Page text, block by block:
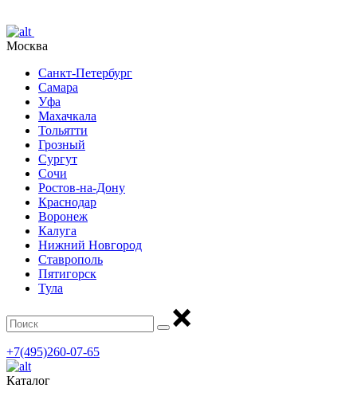
Москва
Санкт-Петербург
Самара
Уфа
Махачкала
Тольятти
Грозный
Сургут
Сочи
Ростов-на-Дону
Краснодар
Воронеж
Калуга
Нижний Новгород
Ставрополь
Пятигорск
Тула
+7(495)260-07-65
Каталог